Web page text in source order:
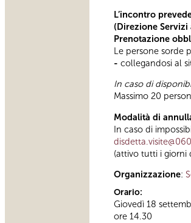
L’incontro
(Direzione
Prenotazione
Le persone sorde
- collegandosi al
In caso di
Massimo 20
Modalità di
In caso di
(attivo tutti i giorni
Organizzazione:
Orario:
Giovedì 18
ore 14.30